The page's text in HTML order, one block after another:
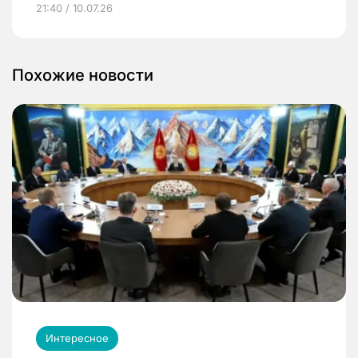
21:40 / 10.07.26
Похожие новости
Интересное